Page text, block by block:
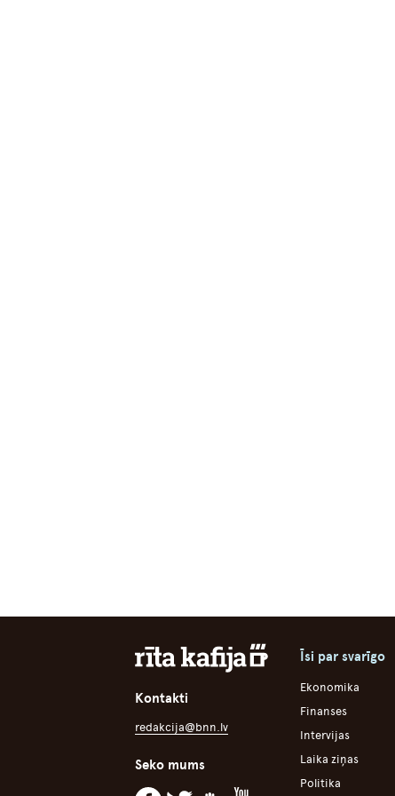
Kontakti
redakcija@bnn.lv
Seko mums
Īsi par svarīgo
Ekonomika
Finanses
Intervijas
Laika ziņas
Politika